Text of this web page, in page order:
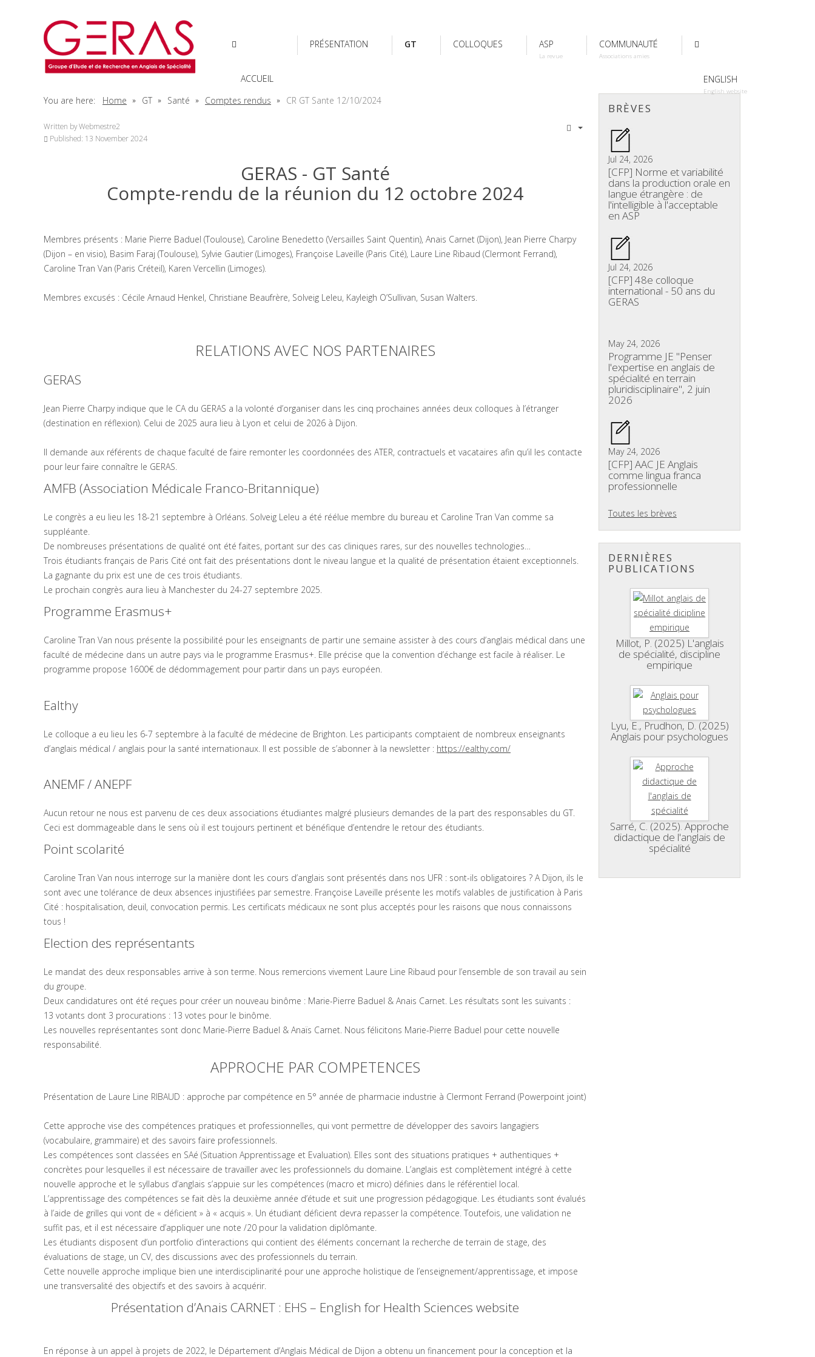
ACCUEIL
PRÉSENTATION GT COLLOQUES ASP
La revue
COMMUNAUTÉ
Associations amies
ENGLISH
English website
You are here: Home GT Santé Comptes rendus CR GT Sante 12/10/2024
Written byWebmestre2
Published: 13 November 2024
GERAS - GT Santé
Compte-rendu de la réunion du 12 octobre 2024
Membres présents : Marie Pierre Baduel (Toulouse), Caroline Benedetto (Versailles Saint Quentin), Anais Carnet (Dijon), Jean Pierre Charpy
(Dijon – en visio), Basim Faraj (Toulouse), Sylvie Gautier (Limoges), Françoise Laveille (Paris Cité), Laure Line Ribaud (Clermont Ferrand),
Caroline Tran Van (Paris Créteil), Karen Vercellin (Limoges).
Membres excusés : Cécile Arnaud Henkel, Christiane Beaufrère, Solveig Leleu, Kayleigh O’Sullivan, Susan Walters.
RELATIONS AVEC NOS PARTENAIRES
GERAS
Jean Pierre Charpy indique que le CA du GERAS a la volonté d’organiser dans les cinq prochaines années deux colloques à l’étranger
(destination en réflexion). Celui de 2025 aura lieu à Lyon et celui de 2026 à Dijon.
Il demande aux référents de chaque faculté de faire remonter les coordonnées des ATER, contractuels et vacataires afin qu’il les contacte
pour leur faire connaître le GERAS.
AMFB (Association Médicale Franco-Britannique)
Le congrès a eu lieu les 18-21 septembre à Orléans. Solveig Leleu a été réélue membre du bureau et Caroline Tran Van comme sa
suppléante.
De nombreuses présentations de qualité ont été faites, portant sur des cas cliniques rares, sur des nouvelles technologies…
Trois étudiants français de Paris Cité ont fait des présentations dont le niveau langue et la qualité de présentation étaient exceptionnels.
La gagnante du prix est une de ces trois étudiants.
Le prochain congrès aura lieu à Manchester du 24-27 septembre 2025.
Programme Erasmus+
Caroline Tran Van nous présente la possibilité pour les enseignants de partir une semaine assister à des cours d’anglais médical dans une
faculté de médecine dans un autre pays via le programme Erasmus+. Elle précise que la convention d’échange est facile à réaliser. Le
programme propose 1600€ de dédommagement pour partir dans un pays européen.
Ealthy
Le colloque a eu lieu les 6-7 septembre à la faculté de médecine de Brighton. Les participants comptaient de nombreux enseignants
d’anglais médical / anglais pour la santé internationaux. Il est possible de s’abonner à la newsletter : https://ealthy.com/
ANEMF / ANEPF
Aucun retour ne nous est parvenu de ces deux associations étudiantes malgré plusieurs demandes de la part des responsables du GT.
Ceci est dommageable dans le sens où il est toujours pertinent et bénéfique d’entendre le retour des étudiants.
Point scolarité
Caroline Tran Van nous interroge sur la manière dont les cours d’anglais sont présentés dans nos UFR : sont-ils obligatoires ? A Dijon, ils le
sont avec une tolérance de deux absences injustifiées par semestre. Françoise Laveille présente les motifs valables de justification à Paris
Cité : hospitalisation, deuil, convocation permis. Les certificats médicaux ne sont plus acceptés pour les raisons que nous connaissons
tous !
Election des représentants
Le mandat des deux responsables arrive à son terme. Nous remercions vivement Laure Line Ribaud pour l’ensemble de son travail au sein
du groupe.
Deux candidatures ont été reçues pour créer un nouveau binôme : Marie-Pierre Baduel & Anais Carnet. Les résultats sont les suivants :
13 votants dont 3 procurations : 13 votes pour le binôme.
Les nouvelles représentantes sont donc Marie-Pierre Baduel & Anaïs Carnet. Nous félicitons Marie-Pierre Baduel pour cette nouvelle
responsabilité.
APPROCHE PAR COMPETENCES
Présentation de Laure Line RIBAUD : approche par compétence en 5° année de pharmacie industrie à Clermont Ferrand (Powerpoint joint)
Cette approche vise des compétences pratiques et professionnelles, qui vont permettre de développer des savoirs langagiers
(vocabulaire, grammaire) et des savoirs faire professionnels.
Les compétences sont classées en SAé (Situation Apprentissage et Evaluation). Elles sont des situations pratiques + authentiques +
concrètes pour lesquelles il est nécessaire de travailler avec les professionnels du domaine. L’anglais est complètement intégré à cette
nouvelle approche et le syllabus d’anglais s’appuie sur les compétences (macro et micro) définies dans le référentiel local.
L’apprentissage des compétences se fait dès la deuxième année d’étude et suit une progression pédagogique. Les étudiants sont évalués
à l’aide de grilles qui vont de « déficient » à « acquis ». Un étudiant déficient devra repasser la compétence. Toutefois, une validation ne
suffit pas, et il est nécessaire d’appliquer une note /20 pour la validation diplômante.
Les étudiants disposent d’un portfolio d’interactions qui contient des éléments concernant la recherche de terrain de stage, des
évaluations de stage, un CV, des discussions avec des professionnels du terrain.
Cette nouvelle approche implique bien une interdisciplinarité pour une approche holistique de l’enseignement/apprentissage, et impose
une transversalité des objectifs et des savoirs à acquérir.
Présentation d’Anais CARNET : EHS – English for Health Sciences website
En réponse à un appel à projets de 2022, le Département d’Anglais Médical de Dijon a obtenu un financement pour la conception et la
BRÈVES
Jul 24, 2026
[CFP] Norme et variabilité
dans la production orale en
langue étrangère : de
l'intelligible à l'acceptable
en ASP
Jul 24, 2026
[CFP] 48e colloque
international - 50 ans du
GERAS
May 24, 2026
Programme JE "Penser
l'expertise en anglais de
spécialité en terrain
pluridisciplinaire", 2 juin
2026
May 24, 2026
[CFP] AAC JE Anglais
comme lingua franca
professionnelle
Toutes les brèves
DERNIÈRES
PUBLICATIONS
Millot, P. (2025) L'anglais
de spécialité, discipline
empirique
Lyu, E., Prudhon, D. (2025)
Anglais pour psychologues
Sarré, C. (2025). Approche
didactique de l'anglais de
spécialité